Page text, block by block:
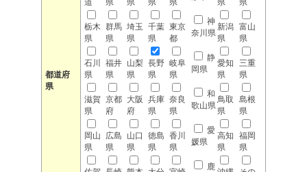
都道府
県
道
県
県
県
県
県
県
栃木
県
群馬
県
埼玉
県
千葉
県
東京
都
神
奈川県
新潟
県
富山
県
石川
県
福井
県
山梨
県
長野
県
岐阜
県
静
岡県
愛知
県
三重
県
滋賀
県
京都
府
大阪
府
兵庫
県
奈良
県
和
歌山県
鳥取
県
島根
県
岡山
県
広島
県
山口
県
徳島
県
香川
県
愛
媛県
高知
県
福岡
県
鹿